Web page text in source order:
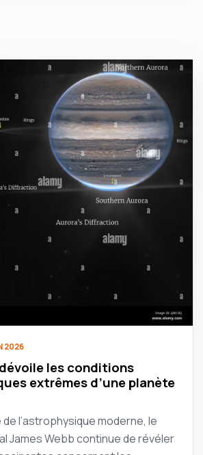
2026
les conditions
extrêmes d’une planète
l’astrophysique moderne, le
James Webb continue de révéler